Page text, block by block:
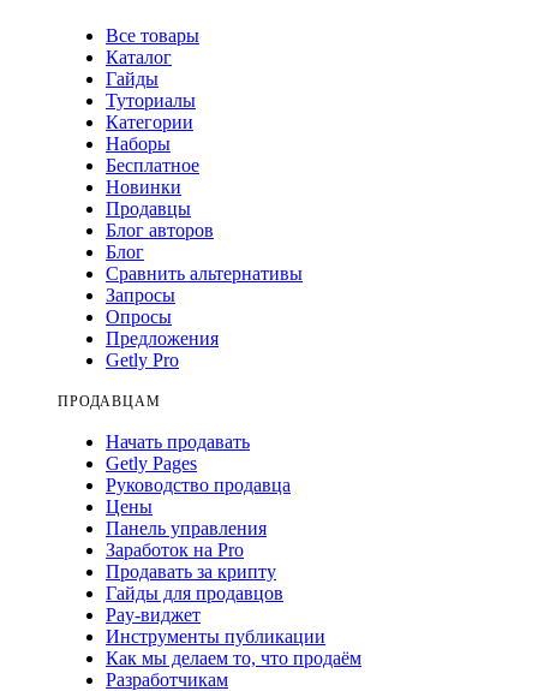
Все товары
Каталог
Гайды
Туториалы
Категории
Наборы
Бесплатное
Новинки
Продавцы
Блог авторов
Блог
Сравнить альтернативы
Запросы
Опросы
Предложения
Getly Pro
ПРОДАВЦАМ
Начать продавать
Getly Pages
Руководство продавца
Цены
Панель управления
Заработок на Pro
Продавать за крипту
Гайды для продавцов
Pay-виджет
Инструменты публикации
Как мы делаем то, что продаём
Разработчикам